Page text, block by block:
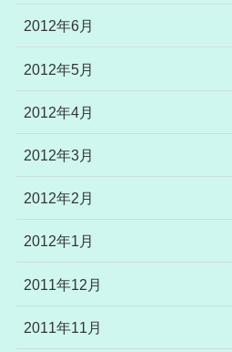
2012年6月
2012年5月
2012年4月
2012年3月
2012年2月
2012年1月
2011年12月
2011年11月